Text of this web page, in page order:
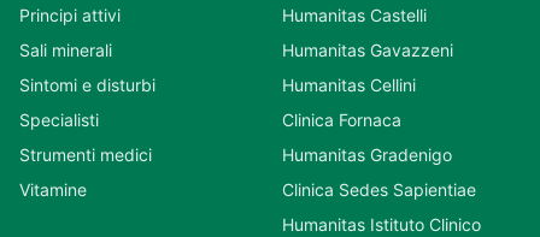
Principi attivi
Sali minerali
Sintomi e disturbi
Specialisti
Strumenti medici
Vitamine
Humanitas Castelli
Humanitas Gavazzeni
Humanitas Cellini
Clinica Fornaca
Humanitas Gradenigo
Clinica Sedes Sapientiae
Humanitas Istituto Clinico